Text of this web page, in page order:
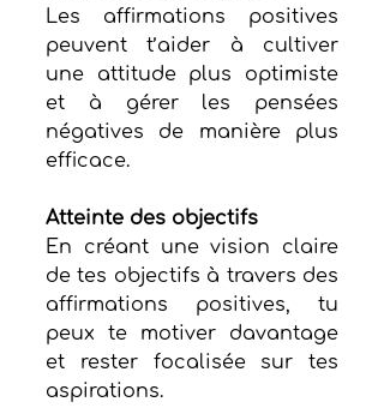
Les affirmations positives
peuvent t’aider à cultiver
une attitude plus optimiste
et à gérer les pensées
négatives de manière plus
efficace.
Atteinte des objectifs
En créant une vision claire
de tes objectifs à travers des
affirmations positives, tu
peux te motiver davantage
et rester focalisée sur tes
aspirations.